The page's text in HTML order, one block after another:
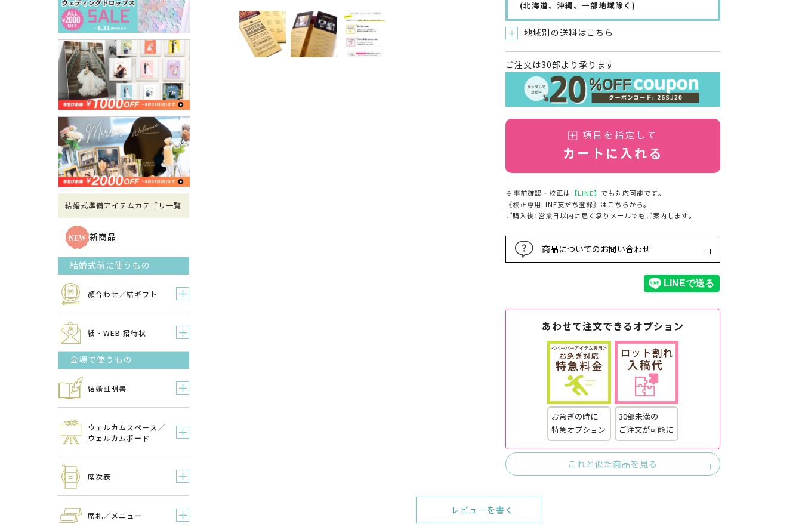
結婚式準備アイテムカテゴリ一覧
新商品
結婚式前に使うもの
顔合わせ／結ギフト
紙・WEB 招待状
会場で使うもの
結婚証明書
ウェルカムスペース／
ウェルカムボード
席次表
席札／メニュー
(北海道、沖縄、一部地域除く)
＋ 地域別の送料はこちら
ご注文は30部より承ります
項目を指定して
カートに入れる
商品についてのお問い合わせ
あわせて注文できるオプション
お急ぎの時に
特急オプション
30部未満の
ご注文が可能に
※事前確認・校正は 【LINE】 でも対応可能です。
《校正専用LINE友だち登録》はこちらから。
ご購入後1営業日以内に届く承りメールでもご案内します。
これと似た商品を見る
レビューを書く